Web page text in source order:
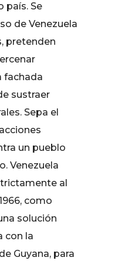
país. Se
de Venezuela
pretenden
fachada
sustraer
Sepa el
un pueblo
Venezuela
al
como
solución
con la
Guyana, para